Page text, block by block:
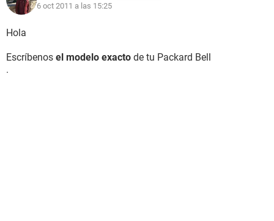
6 oct 2011 a las 15:25
Hola
Escríbenos el modelo exacto de tu Packard Bell
.